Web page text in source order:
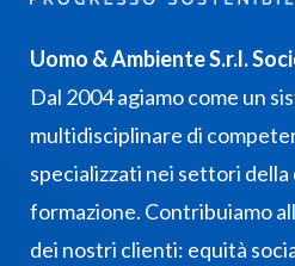
Uomo & Ambiente S.r.l.
Dal 2004 agiamo come un
multidisciplinare di
specializzati nei settori della
formazione. Contribuiamo
dei nostri clienti: equità